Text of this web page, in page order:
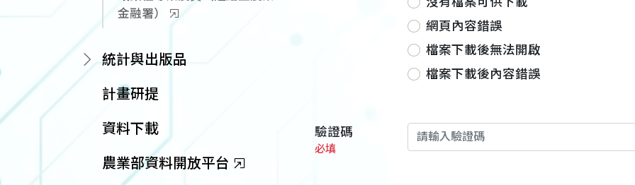
金融署）
統計與出版品
計畫研提
資料下載
農業部資料開放平台
網頁內容錯誤
檔案下載後無法開啟
檔案下載後內容錯誤
驗證碼
必填